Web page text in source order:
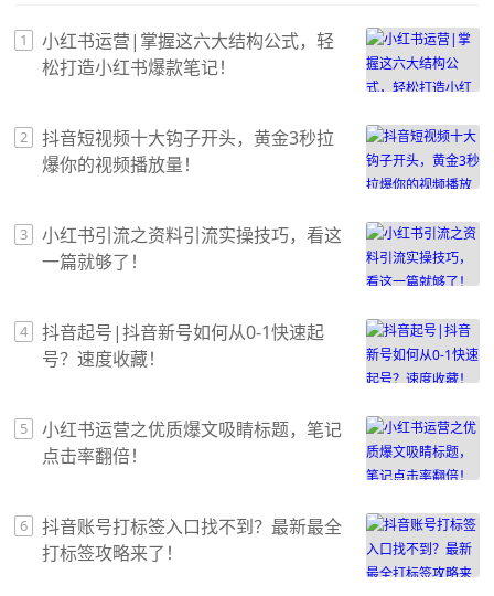
1
小红书运营|掌握这六大结构公式，轻
松打造小红书爆款笔记！
2
抖音短视频十大钩子开头，黄金3秒拉
爆你的视频播放量！
3
小红书引流之资料引流实操技巧，看这
一篇就够了！
4
抖音起号|抖音新号如何从0-1快速起
号？速度收藏！
5
小红书运营之优质爆文吸睛标题，笔记
点击率翻倍！
6
抖音账号打标签入口找不到？最新最全
打标签攻略来了！